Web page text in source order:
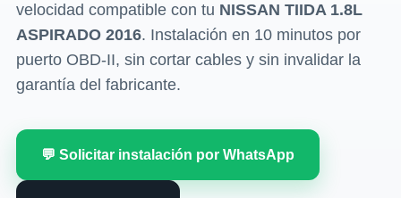
velocidad compatible con tu NISSAN TIIDA 1.8L
ASPIRADO 2016. Instalación en 10 minutos por
puerto OBD-II, sin cortar cables y sin invalidar la
garantía del fabricante.
💬 Solicitar instalación por WhatsApp